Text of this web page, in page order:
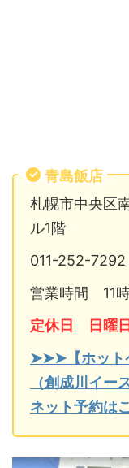
青島飯店
札幌市中央区
ル1階
011-252-7292
営業時間 11
定休日 日曜
➤➤➤【ホット
（創成川イー
ネット予約は